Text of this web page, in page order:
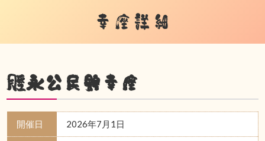
幸座詳細
脛永公民館幸座
開催日 2026年7月1日